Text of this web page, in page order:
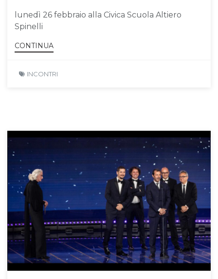
lunedì 26 febbraio alla Civica Scuola Altiero
Spinelli
CONTINUA
INCONTRI